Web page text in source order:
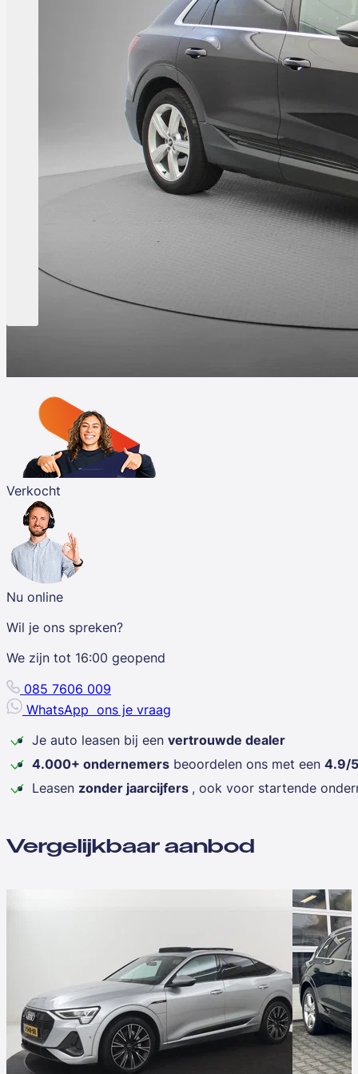
Verkocht
Nu online
Wil je ons spreken?
We zijn tot 16:00 geopend
085 7606 009
WhatsApp ons je vraag
Je auto leasen bij een vertrouwde dealer
4.000+ ondernemers beoordelen ons met een 4.9/5
Leasen zonder jaarcijfers , ook voor startende
Vergelijkbaar aanbod